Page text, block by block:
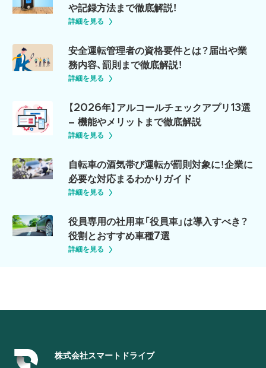
や記録方法まで徹底解説！
詳細を見る
安全運転管理者の資格要件とは？届出や業
務内容、罰則まで徹底解説！
詳細を見る
【2026年】アルコールチェックアプリ13選
– 機能やメリットまで徹底解説
詳細を見る
自転車の酒気帯び運転が罰則対象に！企業に
必要な対応まるわかりガイド
詳細を見る
役員専用の社用車「役員車」は導入すべき？
役割とおすすめ車種7選
詳細を見る
株式会社スマートドライブ